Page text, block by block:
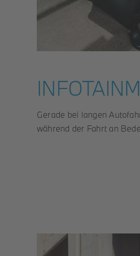
Gerade bei langen
während der Fahrt an